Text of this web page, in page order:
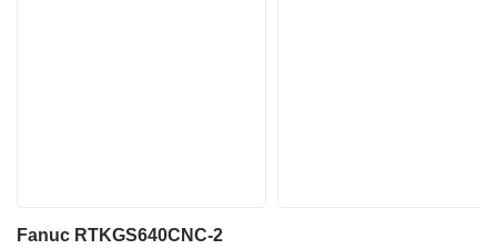
Fanuc RTKGS640CNC-2